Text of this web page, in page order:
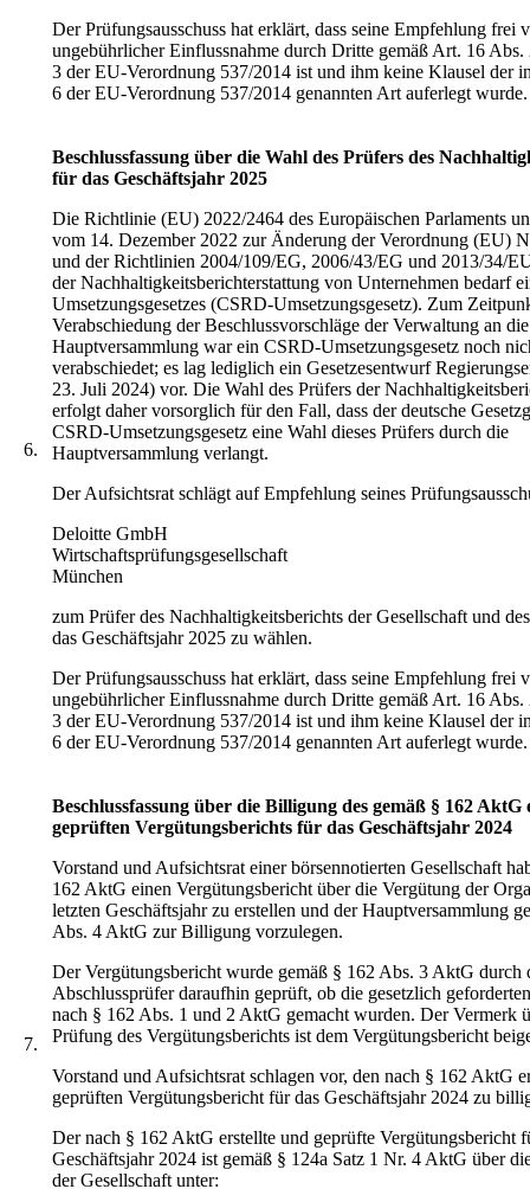
Der Prüfungsausschuss hat erklärt, dass seine Empfehlung frei
ungebührlicher Einflussnahme durch Dritte gemäß Art. 16 Abs.
3 der EU-Verordnung 537/2014 ist und ihm keine Klausel der
6 der EU-Verordnung 537/2014 genannten Art auferlegt wurde.
6.
Beschlussfassung über die Wahl des Prüfers des
für das Geschäftsjahr 2025
Die Richtlinie (EU) 2022/2464 des Europäischen Parlaments
vom 14. Dezember 2022 zur Änderung der Verordnung (EU)
und der Richtlinien 2004/109/EG, 2006/43/EG und 2013/34/
der Nachhaltigkeitsberichterstattung von Unternehmen bedarf
Umsetzungsgesetzes (CSRD-Umsetzungsgesetz). Zum
Verabschiedung der Beschlussvorschläge der Verwaltung an die
Hauptversammlung war ein CSRD-Umsetzungsgesetz noch
verabschiedet; es lag lediglich ein Gesetzesentwurf
23. Juli 2024) vor. Die Wahl des Prüfers der
erfolgt daher vorsorglich für den Fall, dass der deutsche
CSRD-Umsetzungsgesetz eine Wahl dieses Prüfers durch die
Hauptversammlung verlangt.
Der Aufsichtsrat schlägt auf Empfehlung seines
Deloitte GmbH
Wirtschaftsprüfungsgesellschaft
München
zum Prüfer des Nachhaltigkeitsberichts der Gesellschaft und
das Geschäftsjahr 2025 zu wählen.
Der Prüfungsausschuss hat erklärt, dass seine Empfehlung frei
ungebührlicher Einflussnahme durch Dritte gemäß Art. 16 Abs.
3 der EU-Verordnung 537/2014 ist und ihm keine Klausel der
6 der EU-Verordnung 537/2014 genannten Art auferlegt wurde.
7.
Beschlussfassung über die Billigung des gemäß § 162 AktG
geprüften Vergütungsberichts für das Geschäftsjahr 2024
Vorstand und Aufsichtsrat einer börsennotierten Gesellschaft
162 AktG einen Vergütungsbericht über die Vergütung der
letzten Geschäftsjahr zu erstellen und der Hauptversammlung
Abs. 4 AktG zur Billigung vorzulegen.
Der Vergütungsbericht wurde gemäß § 162 Abs. 3 AktG durch
Abschlussprüfer daraufhin geprüft, ob die gesetzlich
nach § 162 Abs. 1 und 2 AktG gemacht wurden. Der Vermerk
Prüfung des Vergütungsberichts ist dem Vergütungsbericht
Vorstand und Aufsichtsrat schlagen vor, den nach § 162 AktG
geprüften Vergütungsbericht für das Geschäftsjahr 2024 zu
Der nach § 162 AktG erstellte und geprüfte Vergütungsbericht
Geschäftsjahr 2024 ist gemäß § 124a Satz 1 Nr. 4 AktG über
der Gesellschaft unter: